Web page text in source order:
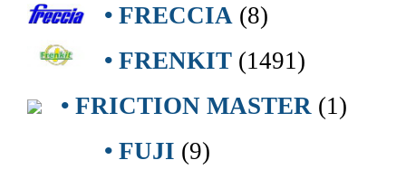
• FRECCIA (8)
• FRENKIT (1491)
• FRICTION MASTER (1)
• FUJI (9)